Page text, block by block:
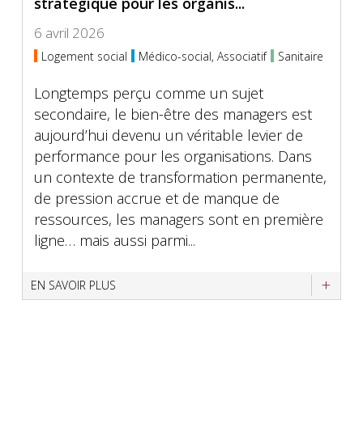
6 avril 2026
Logement social Médico-social, Associatif Sanitaire
Longtemps perçu comme un sujet
secondaire, le bien-être des managers est
aujourd’hui devenu un véritable levier de
performance pour les organisations. Dans
un contexte de transformation permanente,
de pression accrue et de manque de
ressources, les managers sont en première
ligne… mais aussi parmi...
EN SAVOIR PLUS